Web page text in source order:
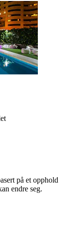
på et opphold
endre seg.